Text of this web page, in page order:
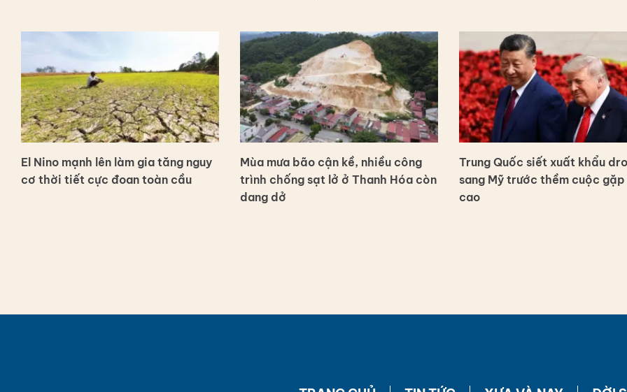
El Nino mạnh lên làm gia tăng nguy
cơ thời tiết cực đoan toàn cầu
Mùa mưa bão cận kề, nhiều công
trình chống sạt lở ở Thanh Hóa còn
dang dở
Trung Quốc siết xuất khẩu
sang Mỹ trước thềm cuộc
cao